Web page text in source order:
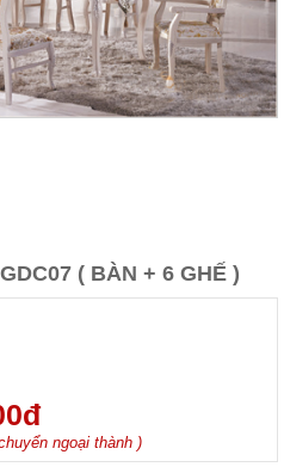
( BÀN + 6 GHẾ )
ngoại thành )